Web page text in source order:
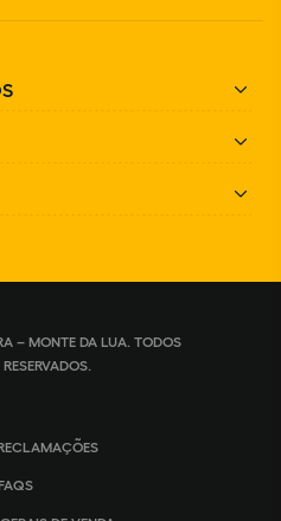
– MONTE DA LUA. TODOS